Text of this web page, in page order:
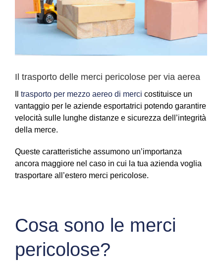
Il trasporto delle merci pericolose per via aerea
trasporto per mezzo aereo di merci costituisce un
vantaggio per le aziende esportatrici potendo garantire
velocità sulle lunghe distanze e sicurezza dell’integrità
della merce.
Queste caratteristiche assumono un’importanza
ancora maggiore nel caso in cui la tua azienda voglia
trasportare all’estero merci pericolose.
Cosa sono le merci
pericolose?